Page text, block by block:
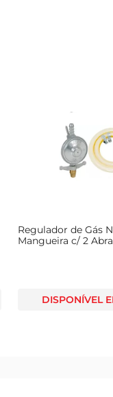
Regulador de Gás
Mangueira c/ 2
DISPONÍVEL